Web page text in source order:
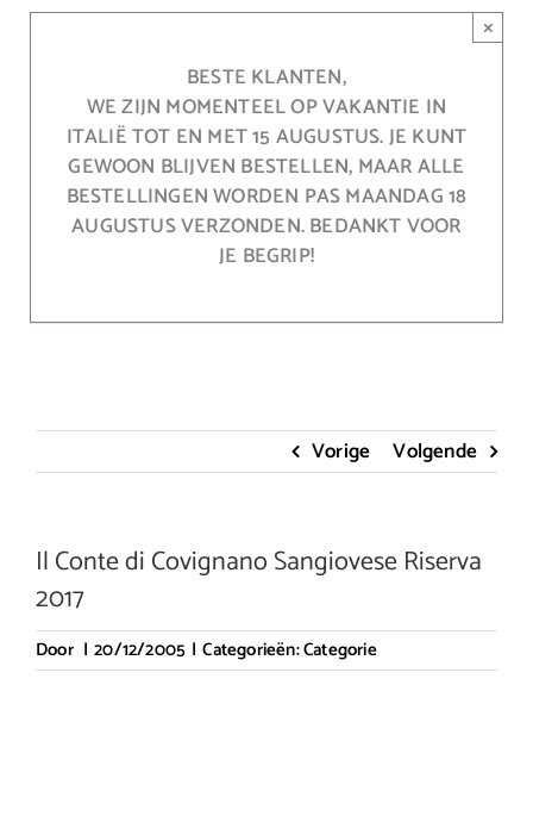
BESTE KLANTEN,
WE ZIJN MOMENTEEL OP VAKANTIE IN
ITALIË TOT EN MET 15 AUGUSTUS. JE KUNT
GEWOON BLIJVEN BESTELLEN, MAAR ALLE
BESTELLINGEN WORDEN PAS MAANDAG 18
AUGUSTUS VERZONDEN. BEDANKT VOOR
JE BEGRIP!
×
Vorige Volgende
Il Conte di Covignano Sangiovese Riserva
2017
Door | 20/12/2005 | Categorieën:Categorie